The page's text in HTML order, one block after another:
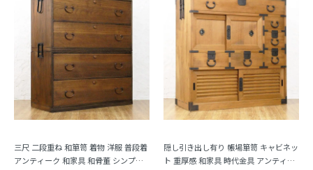
三尺 二段重ね 和箪笥 着物 洋服 普段着
アンティーク 和家具 和骨董 シンプル
隠し引き出し有り 帳場箪笥 キャビネッ
ト 重厚感 和家具 時代金具 アンティー